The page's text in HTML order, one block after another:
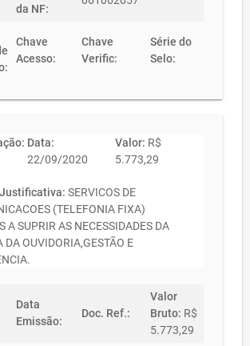
da NF:
Chave
Acesso:
Chave
Verific:
Série do
Selo:
Data:
22/09/2020
Valor: R$
5.773,29
SERVICOS DE
(TELEFONIA FIXA)
A SUPRIR AS NECESSIDADES DA
DA OUVIDORIA,GESTÃO E
Data
Emissão:
Doc. Ref.:
Valor
Bruto: R$
5.773,29